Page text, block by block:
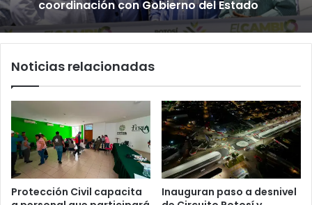
Juan Manuel Navarro alista segundo
informe en Soledad y destaca
coordinación con Gobierno del Estado
Luis Mejía inicia diagnóstico en Parques
Tangamanga y defiende llegada tras
renunciar al PRI
Noticias relacionadas
Protección Civil capacita
Inauguran paso a desnivel